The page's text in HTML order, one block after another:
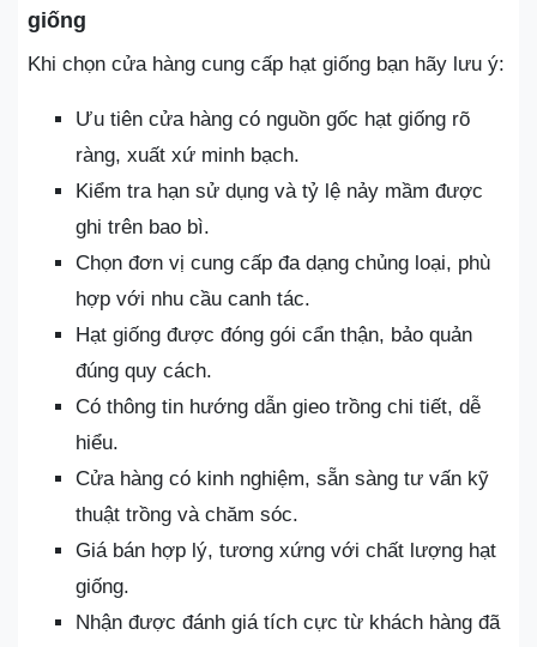
giống
Khi chọn cửa hàng cung cấp hạt giống bạn hãy lưu ý:
Ưu tiên cửa hàng có nguồn gốc hạt giống rõ
ràng, xuất xứ minh bạch.
Kiểm tra hạn sử dụng và tỷ lệ nảy mầm được
ghi trên bao bì.
Chọn đơn vị cung cấp đa dạng chủng loại, phù
hợp với nhu cầu canh tác.
Hạt giống được đóng gói cẩn thận, bảo quản
đúng quy cách.
Có thông tin hướng dẫn gieo trồng chi tiết, dễ
hiểu.
Cửa hàng có kinh nghiệm, sẵn sàng tư vấn kỹ
thuật trồng và chăm sóc.
Giá bán hợp lý, tương xứng với chất lượng hạt
giống.
Nhận được đánh giá tích cực từ khách hàng đã